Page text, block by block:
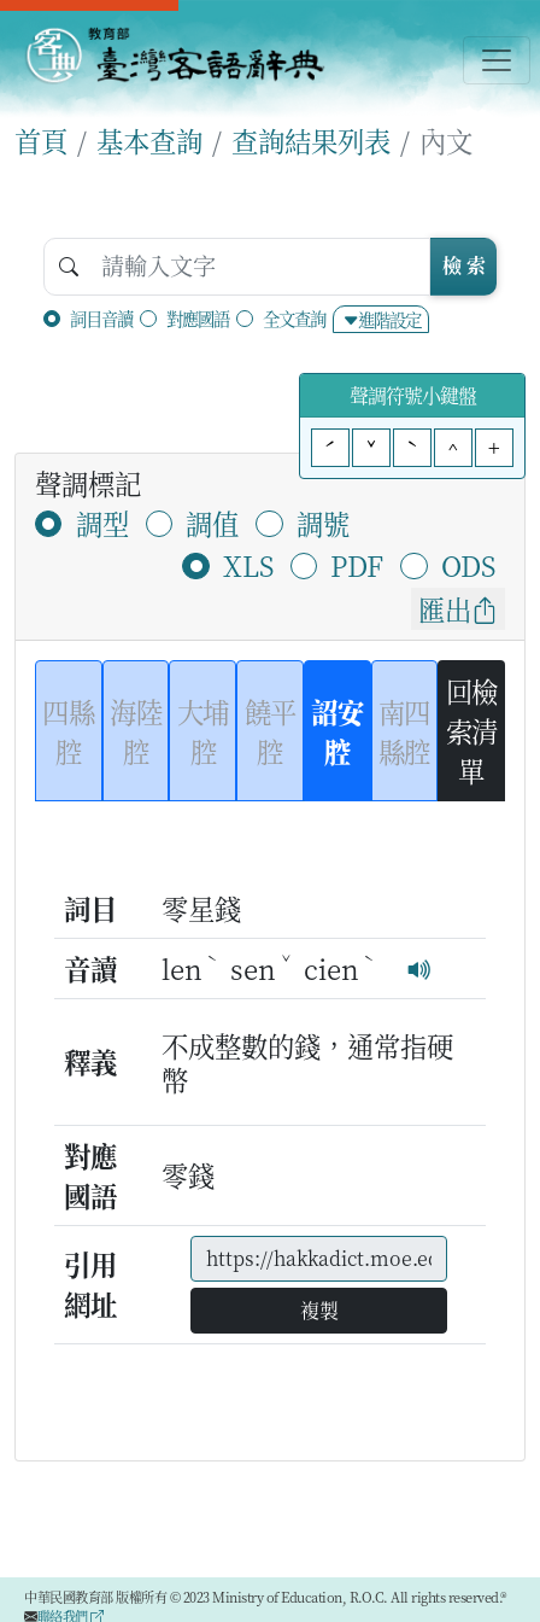
首頁 基本查詢 查詢結果列表 內文
詞目音讀 對應國語 全文查詢 進階設定
檢 索
聲調符號小鍵盤
ˊ
ˇ ˋ ^ +
聲調標記
調型
調值
調號
XLS
PDF
ODS
匯出
四縣
腔
海陸
腔
大埔
腔
饒平
腔
詔安
腔
南四
縣腔
回檢
索清
單
詞目
零星錢
音讀
len ˋ sen ˇ cien ˋ
釋義
不成整數的錢，通常指硬
幣
對應
國語
零錢
引用
網址
複製
中華民國教育部 版權所有 © 2023 Ministry of Education, R.O.C. All rights reserved.®
聯絡我們